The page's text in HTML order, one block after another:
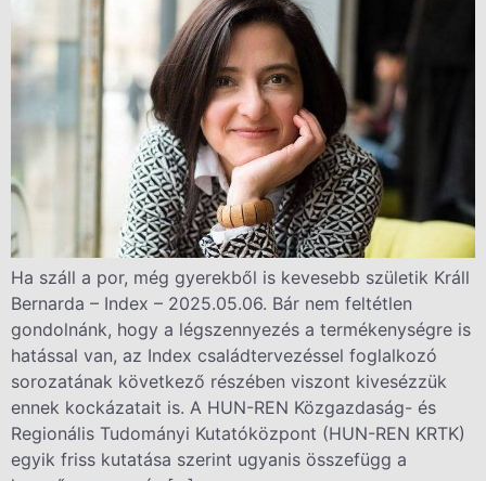
Ha száll a por, még gyerekből is kevesebb születik Králl
Bernarda – Index – 2025.05.06. Bár nem feltétlen
gondolnánk, hogy a légszennyezés a termékenységre is
hatással van, az Index családtervezéssel foglalkozó
sorozatának következő részében viszont kivesézzük
ennek kockázatait is. A HUN-REN Közgazdaság- és
Regionális Tudományi Kutatóközpont (HUN-REN KRTK)
egyik friss kutatása szerint ugyanis összefügg a